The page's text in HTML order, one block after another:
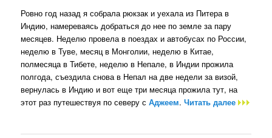
Ровно год назад я собрала рюкзак и уехала из Питера в
Индию, намереваясь добраться до нее по земле за пару
месяцев. Неделю провела в поездах и автобусах по России,
неделю в Туве, месяц в Монголии, неделю в Китае,
полмесяца в Тибете, неделю в Непале, в Индии прожила
полгода, съездила снова в Непал на две недели за визой,
вернулась в Индию и вот еще три месяца прожила тут, на
этот раз путешествуя по северу сАджеем.Читать далее